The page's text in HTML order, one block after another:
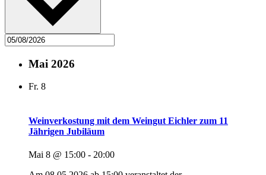
Mai 2026
Fr. 8
Weinverkostung mit dem Weingut Eichler zum 11
Jährigen Jubiläum
Mai 8 @ 15:00 - 20:00